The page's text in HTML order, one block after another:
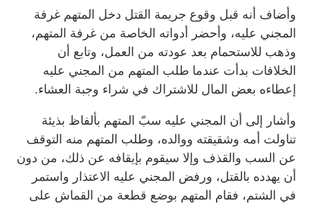
وأضاف أنه قبل وقوع جريمة القتل دخل المتهم غرفة
المجني عليه، وأحضر أدواته الخاصة من غرفة المتهم،
وذهب للاستحمام بعد عودته من العمل، وتابع أن
الخلافات بدأت عندما طلب المتهم من المجني عليه
إعطاءه بعض المال للاشتراك في شراء وجبة العشاء.
وأشار إلى أن المجني عليه سبّ المتهم بألفاظ بذيئة
تناولت أمه وشقيقته ووالده، وطلب المتهم منه التوقف
عن السب والقذف وإلا سيقوم بإيقافه عن ذلك، من دون
أن يهدده بالقتل، ورفض المجني عليه الاعتذار واستمر
في الشتم، فقام المتهم بوضع قطعة من القماش على